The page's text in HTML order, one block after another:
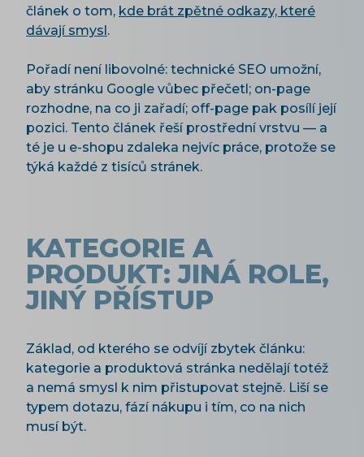
článek o tom, kde brát zpětné odkazy, které
dávají smysl.
Pořadí není libovolné: technické SEO umožní,
aby stránku Google vůbec přečetl; on-page
rozhodne, na co ji zařadí; off-page pak posílí její
pozici. Tento článek řeší prostřední vrstvu — a
té je u e-shopu zdaleka nejvíc práce, protože se
týká každé z tisíců stránek.
KATEGORIE A
PRODUKT: JINÁ ROLE,
JINÝ PŘÍSTUP
Základ, od kterého se odvíjí zbytek článku:
kategorie a produktová stránka nedělají totéž
a nemá smysl k nim přistupovat stejně. Liší se
typem dotazu, fází nákupu i tím, co na nich
musí být.